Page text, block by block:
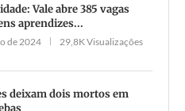
Vale abre 385 vagas
aprendizes...
de 2024 29,8K Visualizações
deixam dois mortos em